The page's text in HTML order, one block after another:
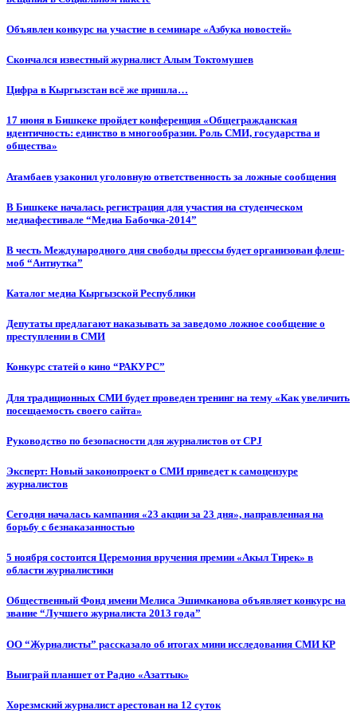
Объявлен конкурс на участие в семинаре «Азбука новостей»
Cкончался известный журналист Алым Токтомушев
Цифра в Кыргызстан всё же пришла…
17 июня в Бишкеке пройдет конференция «Общегражданская
идентичность: единство в многообразии. Роль СМИ, государства и
общества»
Атамбаев узаконил уголовную ответственность за ложные сообщения
В Бишкеке началась регистрация для участия на студенческом
медиафестивале “Медиа Бабочка-2014”
В честь Международного дня свободы прессы будет организован флеш-
моб “Антиутка”
Каталог медиа Кыргызской Республики
Депутаты предлагают наказывать за заведомо ложное сообщение о
преступлении в СМИ
Конкурс статей о кино “РАКУРС”
Для традиционных СМИ будет проведен тренинг на тему «Как увеличить
посещаемость своего сайта»
Руководство по безопасности для журналистов от CPJ
Эксперт: Новый законопроект о СМИ приведет к самоцензуре
журналистов
Сегодня началась кампания «23 акции за 23 дня», направленная на
борьбу с безнаказанностью
5 ноября состоится Церемония вручения премии «Акыл Тирек» в
области журналистики
Общественный Фонд имени Мелиса Эшимканова объявляет конкурс на
звание “Лучшего журналиста 2013 года”
ОО “Журналисты” рассказало об итогах мини исследования СМИ КР
Выиграй планшет от Радио «Азаттык»
Хорезмский журналист арестован на 12 суток